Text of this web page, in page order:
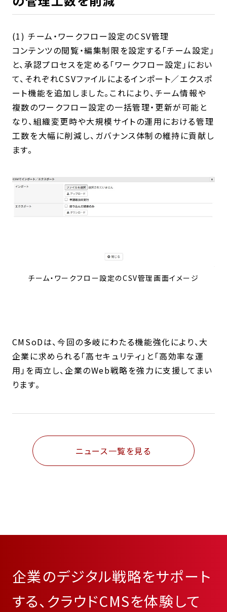
(1) チーム・ワークフロー設定のCSV管理
コンテンツの閲覧・編集制限を設定する「チーム設定」
と、承認プロセスを定める「ワークフロー設定」におい
て、それぞれCSVファイルによるインポート／エクスポ
ート機能を追加しました。これにより、チーム情報や
複数のワークフロー設定の一括管理・更新が可能と
なり、組織変更時や大規模サイトの運用における管理
工数を大幅に削減し、ガバナンス体制の維持に貢献し
ます。
チーム・ワークフロー設定のCSV管理画面イメージ
CMSoDは、今回の多岐にわたる機能強化により、大
企業に求められる「高セキュリティ」と「高効率な運
用」を両立し、企業のWeb戦略を強力に支援してまい
ります。
ニュース一覧を見る
企業のデジタル戦略をサポート
する、クラウドCMSを体験して